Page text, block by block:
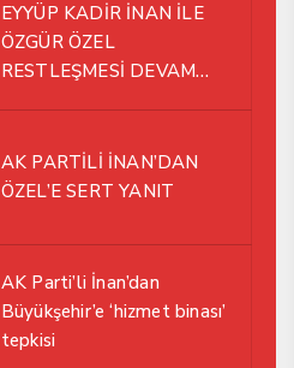
EYYÜP KADİR İNAN İLE
ÖZGÜR ÖZEL
RESTLEŞMESİ DEVAM
AK PARTİLİ İNAN’DAN
ÖZEL’E SERT YANIT
AK Parti’li İnan’dan
Büyükşehir’e ‘hizmet binası’
tepkisi